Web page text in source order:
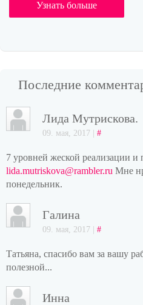
Узнать больше
Последние
Лида Мутрискова.
09. мая, 2017 | #
7 уровней жеской реализации и
lida.mutriskova@rambler.ru Мне
понедельник.
Галина
09. мая, 2017 | #
Татьяна, спасибо вам за вашу
полезной...
Инна